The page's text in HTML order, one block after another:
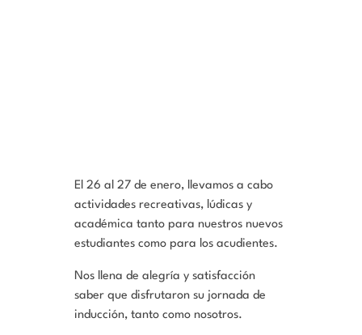
El 26 al 27 de enero, llevamos a cabo
actividades recreativas, lúdicas y
académica tanto para nuestros nuevos
estudiantes como para los acudientes.
Nos llena de alegría y satisfacción
saber que disfrutaron su jornada de
inducción, tanto como nosotros.